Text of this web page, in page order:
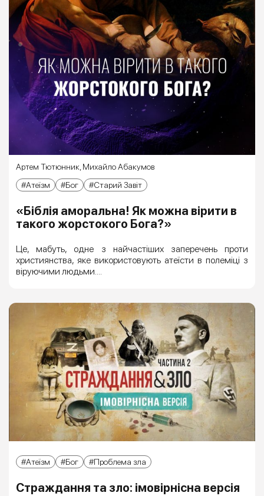
Артем Тютюнник Михайло Абакумов
Атеїзм
Бог Старий Завіт
«Біблія аморальна! Як можна вірити в
такого жорстокого Бога?»
Це, мабуть, одне з найчастіших заперечень проти
християнства, яке використовують атеїсти в полеміці з
віруючими людьми....
Атеїзм Бог Проблема зла
Страждання та зло: імовірнісна версія